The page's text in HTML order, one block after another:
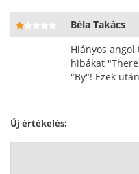
Béla Takács
Hiányos
hibákat
"By"! Ezek
Új értékelés: